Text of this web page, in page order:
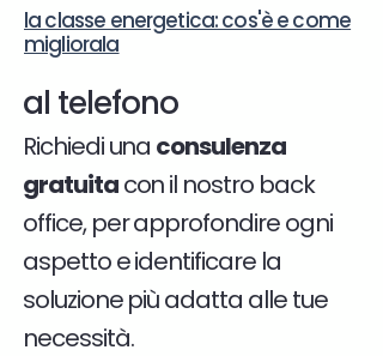
la classe energetica: cos'è e come
migliorala
al telefono
Richiedi una consulenza
gratuitacon il nostro back
office, per approfondire ogni
aspetto e identificare la
soluzione più adatta alle tue
necessità.